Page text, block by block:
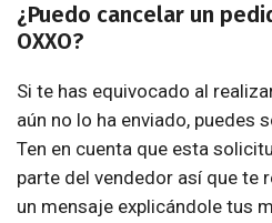
¿Puedo cancelar un
OXXO?
Si te has equivocado al
aún no lo ha enviado, puedes
Ten en cuenta que esta
parte del vendedor así que te
un mensaje explicándole tus